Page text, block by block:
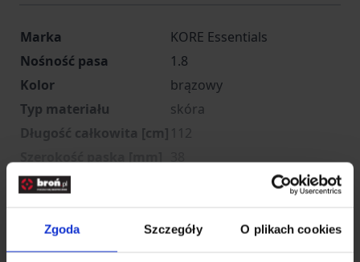
Zgoda Szczegóły O plikach cookies
Marka
KORE Essentials
Nośność pasa
1.8
Kolor
brązowy
Typ materiału
skóra
Długość całkowita [cm] 112
Producent
KORE Essentials, USA
Rozwiń opis